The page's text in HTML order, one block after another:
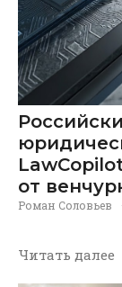
от
Роман Соловьев
Читать далее